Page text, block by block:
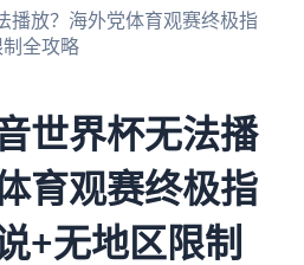
播放？海外党体育观赛终极指
全攻略
世界杯无法播
育观赛终极指
+无地区限制